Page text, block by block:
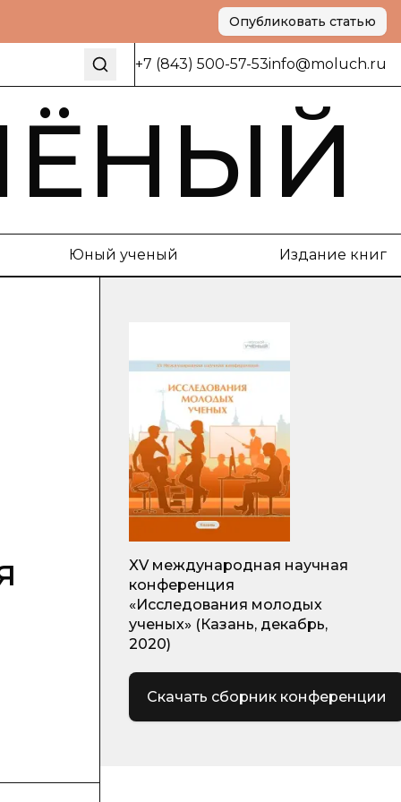
Опубликовать статью
+7 (843) 500-57-53info@moluch.ru
Юный ученый Издание книг
XV международная научная
конференция
«Исследования молодых
ученых» (Казань, декабрь,
2020)
Скачать сборник конференции